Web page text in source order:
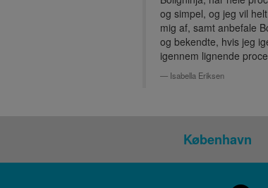
og simpel, og jeg vil
mig af, samt anbefale
og bekendte, hvis jeg
igennem lignende
Isabella Eriksen
København